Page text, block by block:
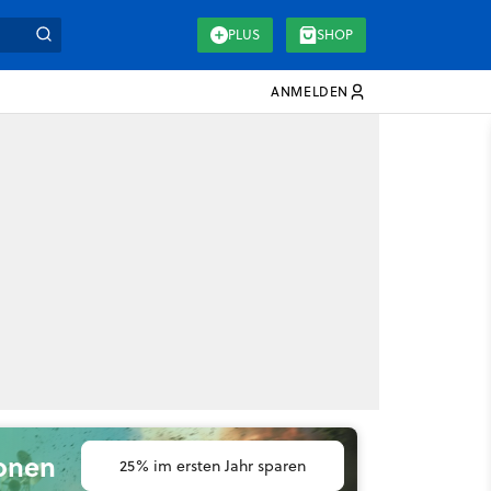
PLUS SHOP
ANMELDEN
25% im ersten Jahr sparen